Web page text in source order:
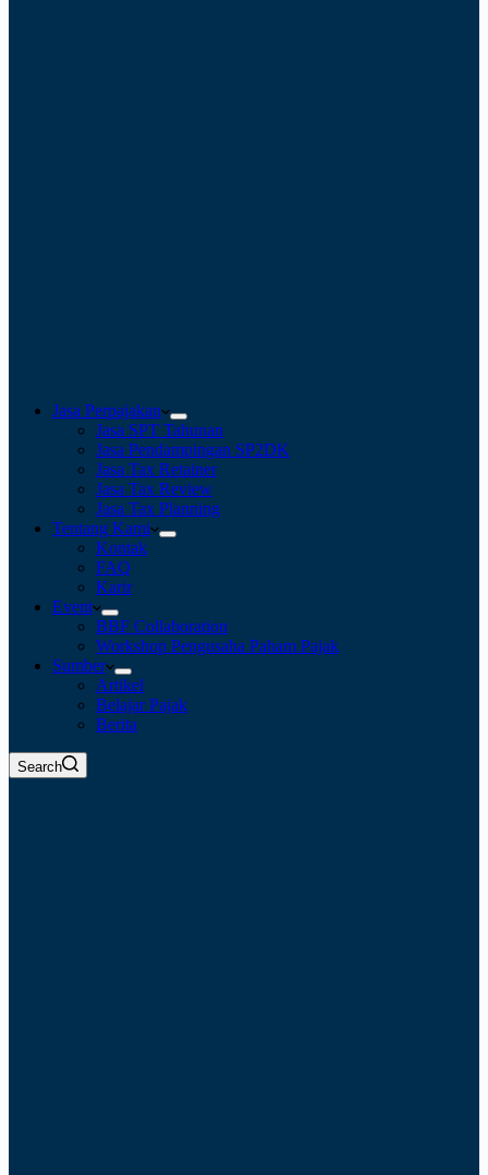
Jasa Perpajakan
Jasa SPT Tahunan
Jasa Pendampingan SP2DK
Jasa Tax Retainer
Jasa Tax Review
Jasa Tax Planning
Tentang Kami
Kontak
FAQ
Karir
Event
BBF Collaboration
Workshop Pengusaha Paham Pajak
Sumber
Artikel
Belajar Pajak
Berita
Search